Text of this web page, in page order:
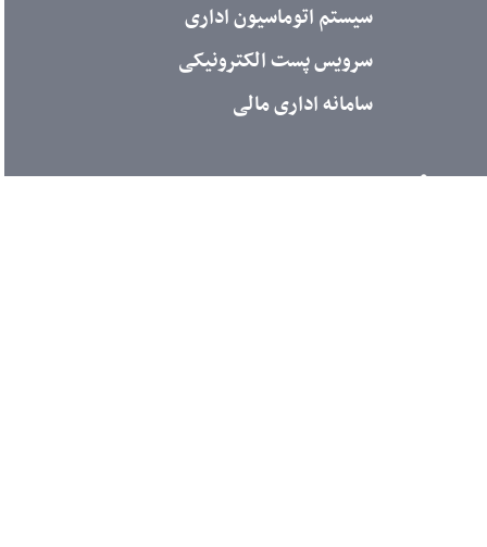
سیستم اتوماسیون اداری
سرویس پست الکترونیکی
سامانه اداری مالی